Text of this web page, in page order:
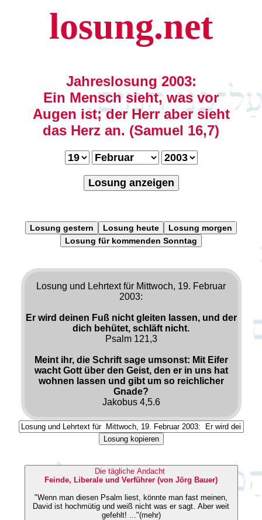
losung.net
Jahreslosung 2003:
Ein Mensch sieht, was vor
Augen ist; der Herr aber sieht
das Herz an. (Samuel 16,7)
Losung anzeigen
Losung gestern Losung heute
Losung morgen
Losung für kommenden Sonntag
Losung und Lehrtext für Mittwoch, 19. Februar
2003:
Er wird deinen Fuß nicht gleiten lassen, und der
dich behütet, schläft nicht.
Psalm 121,3
Meint ihr, die Schrift sage umsonst: Mit Eifer
wacht Gott über den Geist, den er in uns hat
wohnen lassen und gibt um so reichlicher
Gnade?
Jakobus 4,5.6
Losung kopieren
Die tägliche Andacht
Feinde, Liberale und Verführer (von Jörg Bauer)
"Wenn man diesen Psalm liest, könnte man fast meinen,
David ist hochmütig und weiß nicht was er sagt. Aber weit
gefehlt! ..."(mehr)